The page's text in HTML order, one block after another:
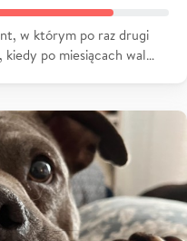
w którym po raz drugi
kiedy po miesiącach wal…